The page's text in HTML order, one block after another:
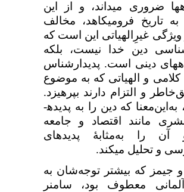
ضروری می­داند، و از این
تاریخ فرومی­کاهد، مخالف
غیرِالهیاتی این است که
دین خدا نیست، بلکه
دینی است. پدیدارشناس
کلامی و الهیاتی که به موضوع
و التزام دارند بپرهیزد.
که دین را به پدیده­
مانند اقتصاد و جامعه
آن را به‌مثابۀ پدیده­ای
و تحلیل می­کند.
جیمز که بیشتر توجه‌شان به
آلمانی معطوف بود، سامنر